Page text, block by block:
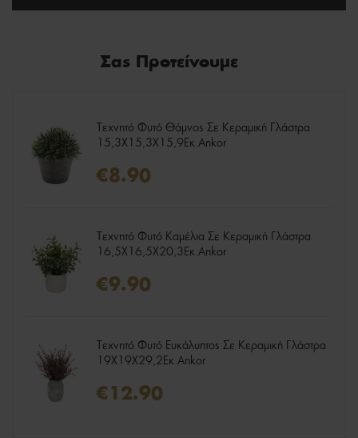
Σας Προτείνουμε
Τεχνητό Φυτό Θάμνος Σε Κεραμική Γλάστρα
15,3X15,3X15,9Εκ.Ankor
€8.90
Τεχνητό Φυτό Καμέλια Σε Κεραμική Γλάστρα
16,5X16,5X20,3Εκ.Ankor
€9.90
Τεχνητό Φυτό Ευκάλυπτος Σε Κεραμική Γλάστρα
19X19X29,2Εκ.Ankor
€12.90